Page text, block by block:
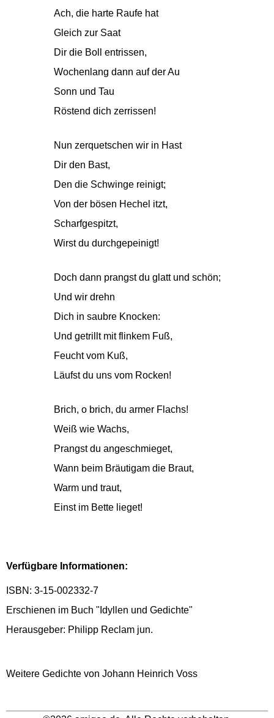
Ach, die harte Raufe hat
Gleich zur Saat
Dir die Boll entrissen,
Wochenlang dann auf der Au
Sonn und Tau
Röstend dich zerrissen!
Nun zerquetschen wir in Hast
Dir den Bast,
Den die Schwinge reinigt;
Von der bösen Hechel itzt,
Scharfgespitzt,
Wirst du durchgepeinigt!
Doch dann prangst du glatt und schön;
Und wir drehn
Dich in saubre Knocken:
Und getrillt mit flinkem Fuß,
Feucht vom Kuß,
Läufst du uns vom Rocken!
Brich, o brich, du armer Flachs!
Weiß wie Wachs,
Prangst du angeschmieget,
Wann beim Bräutigam die Braut,
Warm und traut,
Einst im Bette lieget!
Verfügbare Informationen:
ISBN: 3-15-002332-7
Erschienen im Buch "Idyllen und Gedichte"
Herausgeber: Philipp Reclam jun.
Weitere Gedichte von Johann Heinrich Voss